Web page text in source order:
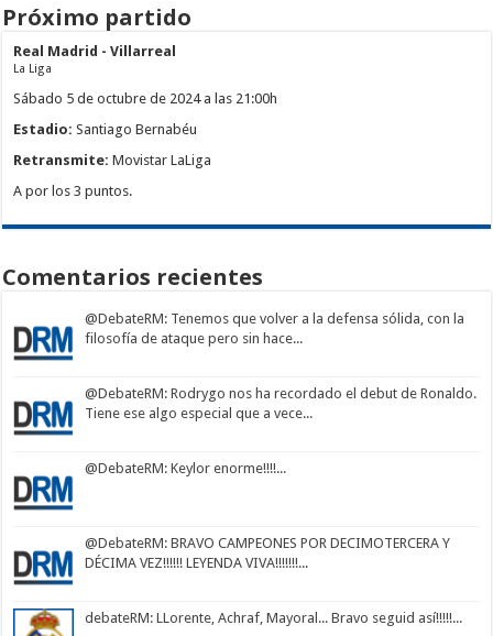
Próximo partido
Real Madrid - Villarreal
La Liga
Sábado 5 de octubre de 2024 a las 21:00h
Estadio: Santiago Bernabéu
Retransmite: Movistar LaLiga
A por los 3 puntos.
Comentarios recientes
@DebateRM: Tenemos que volver a la defensa sólida, con la
filosofía de ataque pero sin hace...
@DebateRM: Rodrygo nos ha recordado el debut de Ronaldo.
Tiene ese algo especial que a vece...
@DebateRM: Keylor enorme!!!!...
@DebateRM: BRAVO CAMPEONES POR DECIMOTERCERA Y
DÉCIMA VEZ!!!!!! LEYENDA VIVA!!!!!!!...
debateRM: LLorente, Achraf, Mayoral... Bravo seguid así!!!!!...